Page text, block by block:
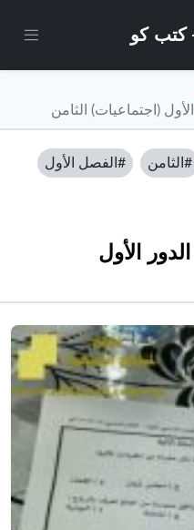
(اجتماعيات) الثامن
#الثامن #الفصل الأول
الأول